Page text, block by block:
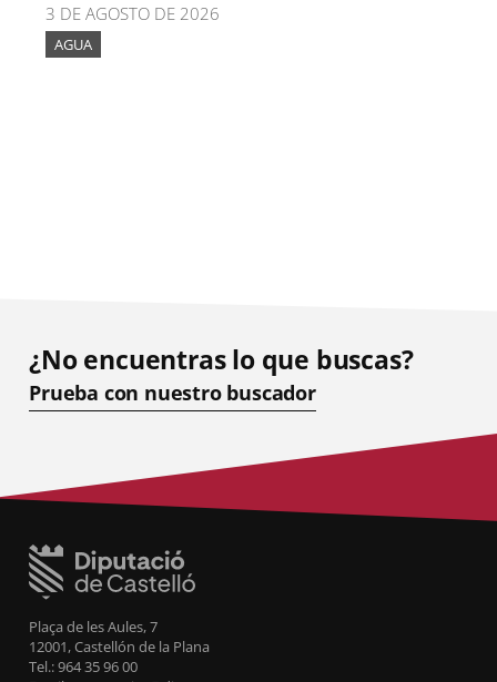
3 DE AGOSTO DE 2026
AGUA
¿No encuentras lo que buscas?
Prueba con nuestro buscador
Plaça de les Aules, 7
12001, Castellón de la Plana
Tel.: 964 35 96 00